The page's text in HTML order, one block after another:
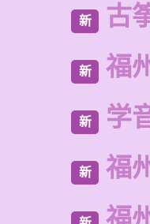
新 古
新 福
新 学
新 福
福